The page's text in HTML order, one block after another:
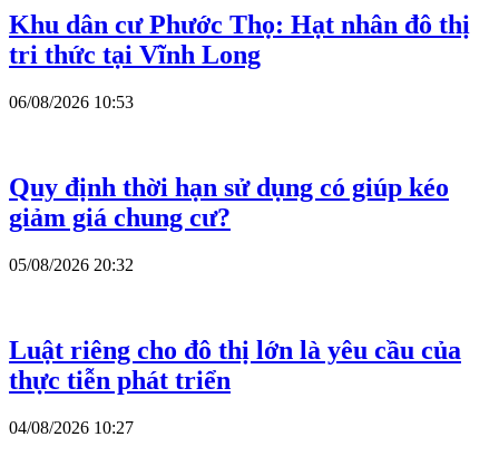
Khu dân cư Phước Thọ: Hạt nhân đô thị
tri thức tại Vĩnh Long
06/08/2026 10:53
Quy định thời hạn sử dụng có giúp kéo
giảm giá chung cư?
05/08/2026 20:32
Luật riêng cho đô thị lớn là yêu cầu của
thực tiễn phát triển
04/08/2026 10:27